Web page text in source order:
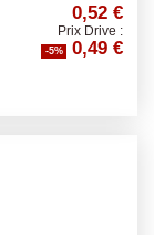
0,52 €
Prix Drive :
-5% 0,49 €